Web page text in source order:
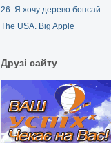
26. Я хочу дерево бонсай
The USA. Big Apple
Друзі сайту